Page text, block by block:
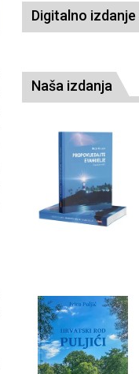
Digitalno izdanje
Naša izdanja